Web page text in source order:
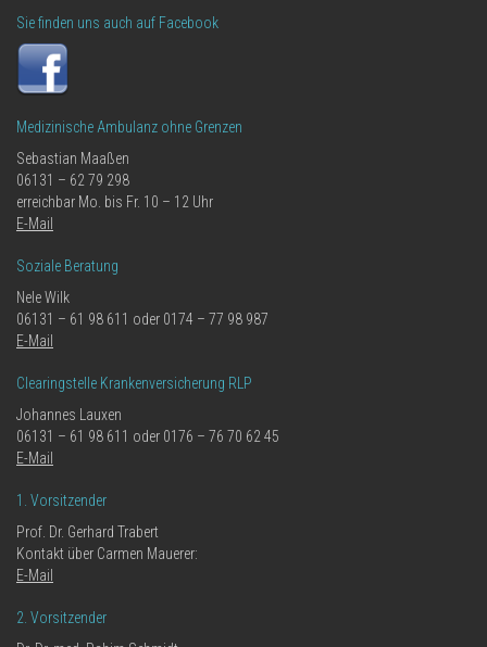
Sie finden uns auch auf Facebook
Medizinische Ambulanz ohne Grenzen
Sebastian Maaßen
06131 – 62 79 298
erreichbar Mo. bis Fr. 10 – 12 Uhr
E-Mail
Soziale Beratung
Nele Wilk
06131 – 61 98 611 oder 0174 – 77 98 987
E-Mail
Clearingstelle Krankenversicherung RLP
Johannes Lauxen
06131 – 61 98 611 oder 0176 – 76 70 62 45
E-Mail
1. Vorsitzender
Prof. Dr. Gerhard Trabert
Kontakt über Carmen Mauerer:
E-Mail
2. Vorsitzender